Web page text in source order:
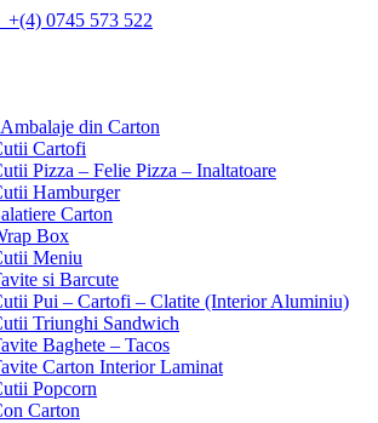
+(4) 0745 573 522
din Carton
Cartofi
Pizza – Felie Pizza – Inaltatoare
Hamburger
Carton
Box
Meniu
si Barcute
Pui – Cartofi – Clatite (Interior Aluminiu)
Triunghi Sandwich
Baghete – Tacos
Carton Interior Laminat
Popcorn
Carton